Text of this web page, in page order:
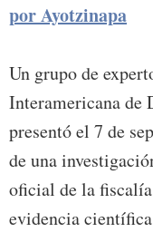
por Ayotzinapa
Un grupo de
Interamericana de
presentó el 7 de
de una
oficial de la
evidencia